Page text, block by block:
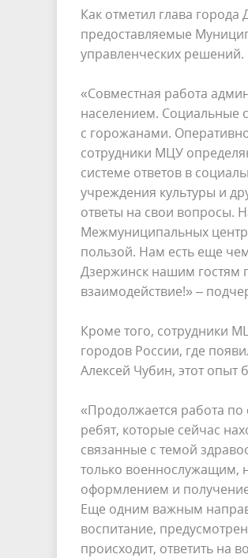
Как отметил глава
предоставляемые
управленческих решений.
«Совместная работа
населением. Социальные
с горожанами.
сотрудники МЦУ
системе ответов в
учреждения культуры и
ответы на свои вопросы.
Межмуниципальных
пользой. Нам есть еще
Дзержинск нашим гостям
взаимодействие!» –
Кроме того, сотрудники
городов России, где
Алексей Чубин, этот опыт
«Продолжается работа
ребят, которые сейчас
связанные с темой
только военнослужащим,
оформлением и
Еще одним важным
воспитание,
происходит, ответить на